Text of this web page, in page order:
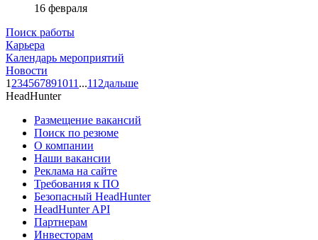
16 февраля
Поиск работы
Карьера
Календарь мероприятий
Новости
1 234567891011 ...112дальше
HeadHunter
Размещение вакансий
Поиск по резюме
О компании
Наши вакансии
Реклама на сайте
Требования к ПО
Безопасный HeadHunter
HeadHunter API
Партнерам
Инвесторам